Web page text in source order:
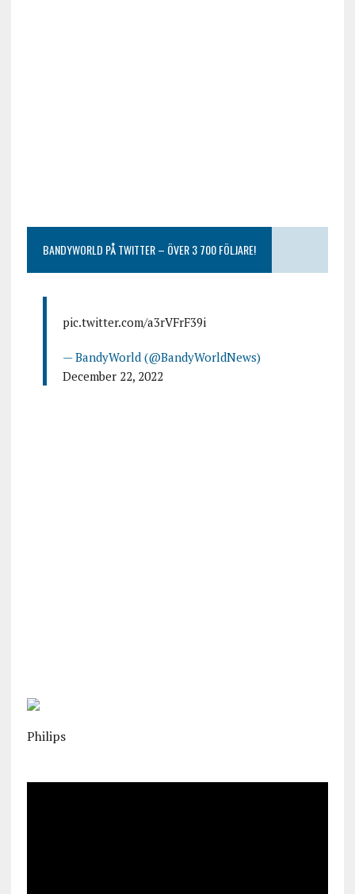
BANDYWORLD PÅ TWITTER – ÖVER 3 700 FÖLJARE!
pic.twitter.com/a3rVFrF39i
— BandyWorld (@BandyWorldNews)
December 22, 2022
Philips